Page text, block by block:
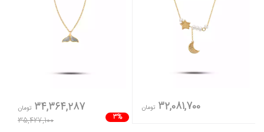
32,081,700 تومان
3%
34,364,287 تومان
35,427,100